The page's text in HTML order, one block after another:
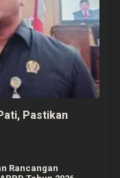
Pastikan
Rancangan